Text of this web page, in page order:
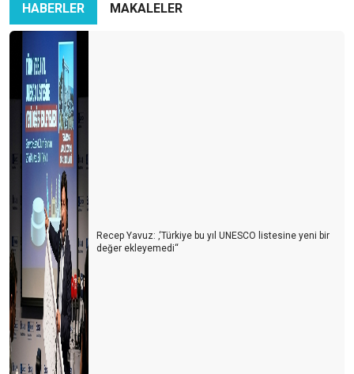
SEVGi EMEK iSTERMiŞ…
BAŞIM GÖZÜM ÜSTÜNE… DİYARBAKIR.
BIHTIH YA BIHTIH..!
TURİZMDE ANKARA
TURiZMCi BAHTSIZ BEDEVi…
Nedir bu TGA eziyeti?
Bakan TURSAB standını pas geçti ama…
KAÇAK İÇKİ İNSANI, KAÇAK REHBER TURİZMİ ÖLDÜRÜR
GASTROSHOW New York'ta
EN ÖNEMLi SEKTÖR: "TURiZM" Neden? PARA KAYNAĞIDIR
TURİZM;
HAC-UMRE KONUSUNDA…
YURT DIŞI TUR SATIŞLARI iPTAL OLDU
HABERLER
MAKALELER
Recep Yavuz: ‚‘Türkiye bu yıl UNESCO listesine yeni bir
değer ekleyemedi‘‘